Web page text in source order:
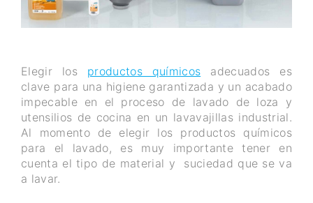
Elegir los productos químicos adecuados es
clave para una higiene garantizada y un acabado
impecable en el proceso de lavado de loza y
utensilios de cocina en un lavavajillas industrial.
Al momento de elegir los productos químicos
para el lavado, es muy importante tener en
cuenta el tipo de material y suciedad que se va
a lavar.